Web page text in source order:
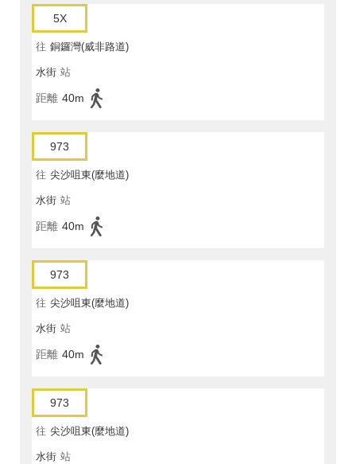
5X
往 銅鑼灣(威非路道)
水街 站
距離 40m
973
往 尖沙咀東(麼地道)
水街 站
距離 40m
973
往 尖沙咀東(麼地道)
水街 站
距離 40m
973
往 尖沙咀東(麼地道)
水街 站